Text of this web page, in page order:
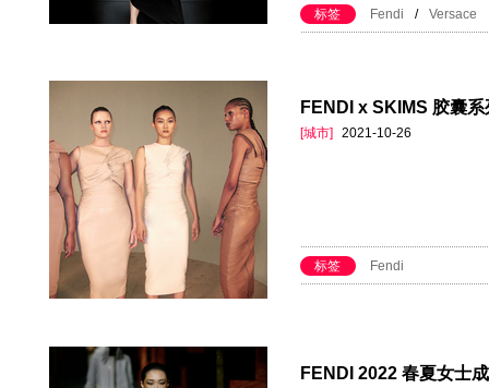
标签 Fendi / Versace
FENDI x SKIMS 胶囊系
[城市] 2021-10-26
标签 Fendi
FENDI 2022 春夏女士